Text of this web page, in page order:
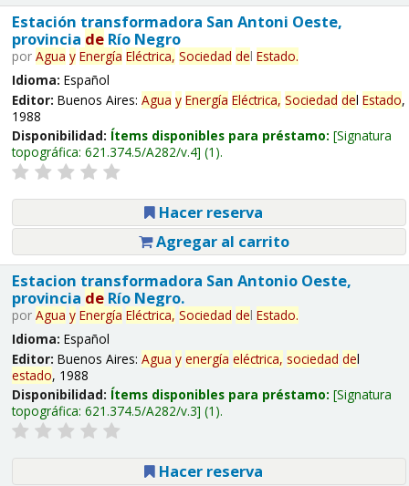
Estación transformadora San Antoni Oeste,
provincia deRío Negro
por Agua y Energía Eléctrica, Sociedad del Estado.
Idioma: Español
Editor: Buenos Aires: Agua y Energía Eléctrica, Sociedad del Estado,
1988
Disponibilidad: Ítems disponibles para préstamo: Signatura
topográfica: 621.374.5/A282/v.4 (1).
Hacer reserva
Agregar al carrito
Estacion transformadora San Antonio Oeste,
provincia deRío Negro.
por Agua y Energía Eléctrica, Sociedad del Estado.
Idioma: Español
Editor: Buenos Aires: Agua y energía eléctrica, sociedad del
estado, 1988
Disponibilidad: Ítems disponibles para préstamo: Signatura
topográfica: 621.374.5/A282/v.3 (1).
Hacer reserva